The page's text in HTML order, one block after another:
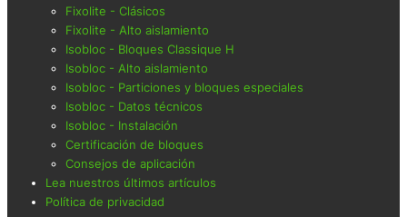
Fixolite - Clásicos
Fixolite - Alto aislamiento
Isobloc - Bloques Classique H
Isobloc - Alto aislamiento
Isobloc - Particiones y bloques especiales
Isobloc - Datos técnicos
Isobloc - Instalación
Certificación de bloques
Consejos de aplicación
Lea nuestros últimos artículos
Política de privacidad